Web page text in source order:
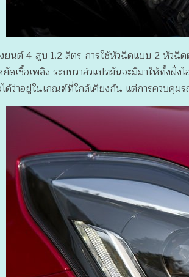
ยนต์ 4 สูบ 1.2 ลิตร การใช้หัวฉีดแบบ 2 หัวฉี
เชื้อเพลิง ระบบวาล์วแปรผันจะมีมาให้ทั้งฝั่ง
าอยู่ในเกณฑ์ที่ใกล้เคียงกัน แต่การควบคุมร